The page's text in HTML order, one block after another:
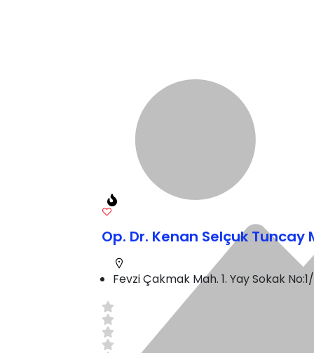
Op. Dr. Kenan Selçuk
Fevzi Çakmak Mah. 1. Yay Sokak